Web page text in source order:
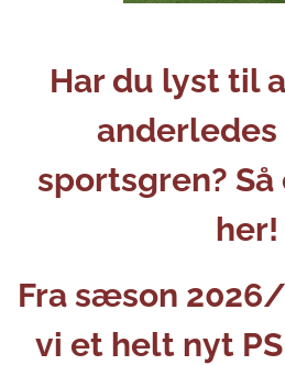
Har du lyst til
anderledes
sportsgren? Så
her!
Fra sæson
vi et helt nyt